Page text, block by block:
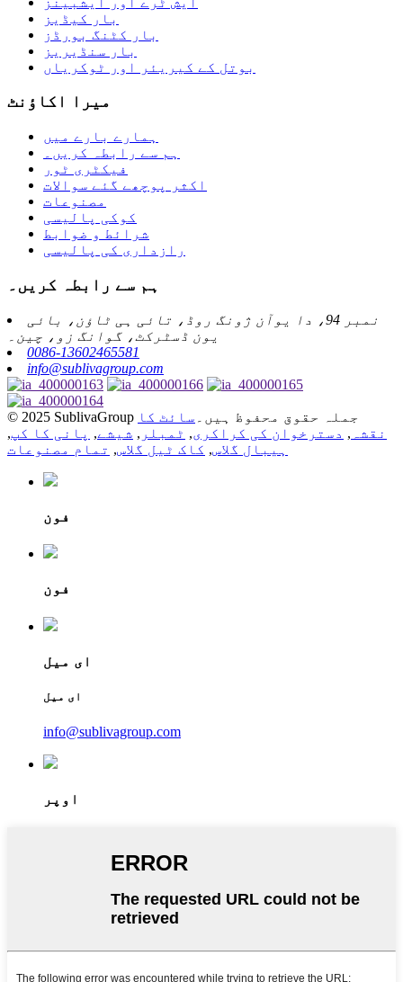
بار کیڈیز
بار کٹنگ بورڈز
بار سنڈیریز
بوتل کے کیریئر اور ٹوکریاں
میرا اکاؤنٹ
ہمارے بارے میں
ہم سے رابطہ کریں۔
فیکٹری ٹور
اکثر پوچھے گئے سوالات
مصنوعات
کوکی پالیسی
شرائط و ضوابط
رازداری کی پالیسی
ہم سے رابطہ کریں۔
نمبر 94، دا یوآن ژونگ روڈ، تائی ہی ٹاؤن، بائی
یون ڈسٹرکٹ، گوانگ زو، چین۔
0086-13602465581
info@sublivagroup.com
© 2025 SublivaGroup جملہ حقوق محفوظ ہیں۔ سائٹ کا
نقشہ , دسترخوان کی کراکری, ٹمبلر , شیشے, پانی کا کپ,
ہیبال گلاس, کاک ٹیل گلاس, تمام مصنوعات
فون
فون
ای میل
ای میل
info@sublivagroup.com
اوپر